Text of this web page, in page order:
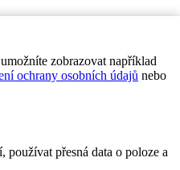
zobrazovat například
ochrany osobních údajů nebo
přesná data o poloze a